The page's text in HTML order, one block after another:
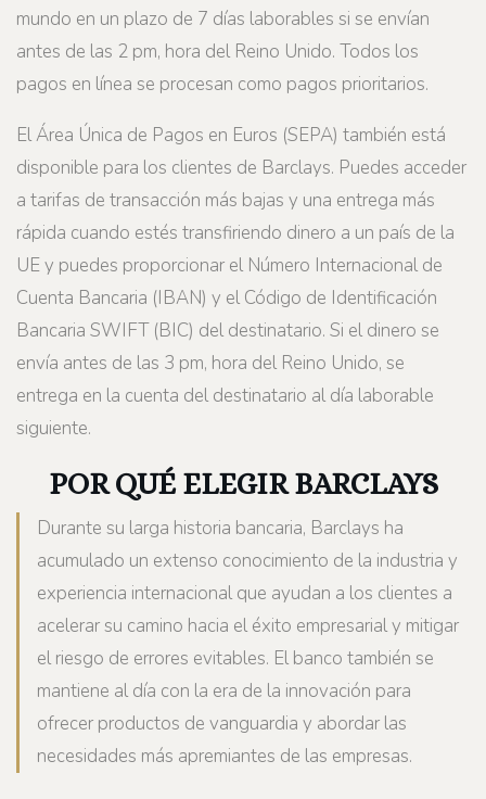
mundo en un plazo de 7 días laborables si se envían
antes de las 2 pm, hora del Reino Unido. Todos los
pagos en línea se procesan como pagos prioritarios.
El Área Única de Pagos en Euros (SEPA) también está
disponible para los clientes de Barclays. Puedes acceder
a tarifas de transacción más bajas y una entrega más
rápida cuando estés transfiriendo dinero a un país de la
UE y puedes proporcionar el Número Internacional de
Cuenta Bancaria (IBAN) y el Código de Identificación
Bancaria SWIFT (BIC) del destinatario. Si el dinero se
envía antes de las 3 pm, hora del Reino Unido, se
entrega en la cuenta del destinatario al día laborable
siguiente.
POR QUÉ ELEGIR BARCLAYS
Durante su larga historia bancaria, Barclays ha
acumulado un extenso conocimiento de la industria y
experiencia internacional que ayudan a los clientes a
acelerar su camino hacia el éxito empresarial y mitigar
el riesgo de errores evitables. El banco también se
mantiene al día con la era de la innovación para
ofrecer productos de vanguardia y abordar las
necesidades más apremiantes de las empresas.